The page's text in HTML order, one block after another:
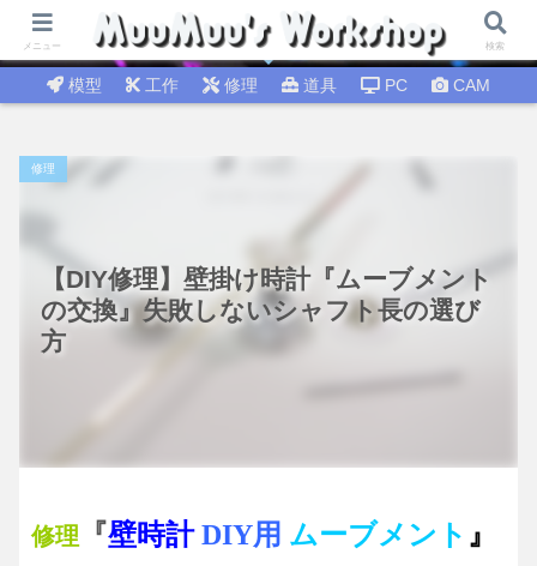
試行錯誤│DIY工作 🛠 DIY修理│温故知新
模型 工作 修理 道具 PC CAM
【DIY修理】壁掛け時計『ムーブメント
の交換』失敗しないシャフト長の選び
方
修理
修理 『壁時計DIY用 ムーブメント 』
メニュー 検索